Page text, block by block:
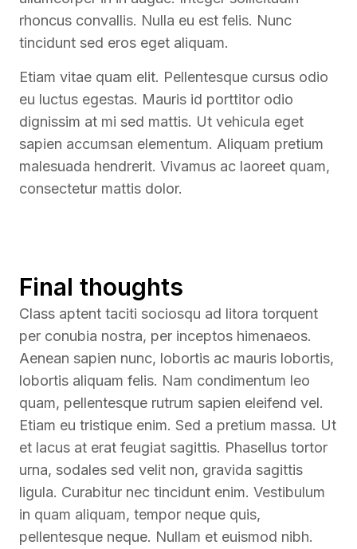
rhoncus convallis. Nulla eu est felis. Nunc
tincidunt sed eros eget aliquam.
Etiam vitae quam elit. Pellentesque cursus odio
eu luctus egestas. Mauris id porttitor odio
dignissim at mi sed mattis. Ut vehicula eget
sapien accumsan elementum. Aliquam pretium
malesuada hendrerit. Vivamus ac laoreet quam,
consectetur mattis dolor.
Final thoughts
Class aptent taciti sociosqu ad litora torquent
per conubia nostra, per inceptos himenaeos.
Aenean sapien nunc, lobortis ac mauris lobortis,
lobortis aliquam felis. Nam condimentum leo
quam, pellentesque rutrum sapien eleifend vel.
Etiam eu tristique enim. Sed a pretium massa. Ut
et lacus at erat feugiat sagittis. Phasellus tortor
urna, sodales sed velit non, gravida sagittis
ligula. Curabitur nec tincidunt enim. Vestibulum
in quam aliquam, tempor neque quis,
pellentesque neque. Nullam et euismod nibh.